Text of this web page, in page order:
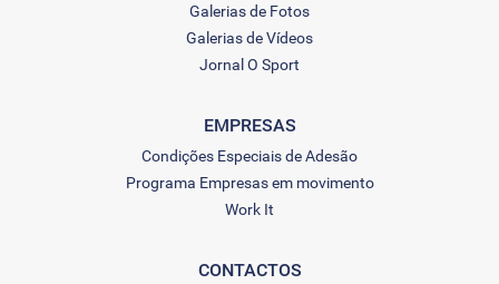
Galerias de Fotos
Galerias de Vídeos
Jornal O Sport
EMPRESAS
Condições Especiais de Adesão
Programa Empresas em movimento
Work It
CONTACTOS